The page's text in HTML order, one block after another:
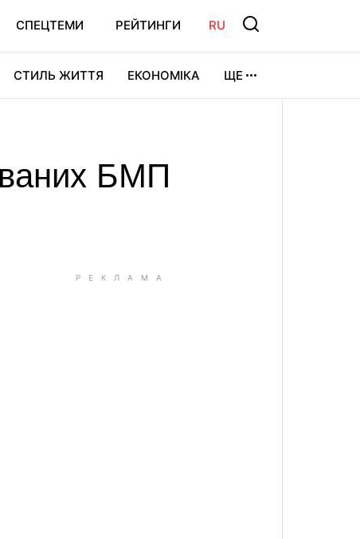
СПЕЦТЕМИ РЕЙТИНГИ RU
СТИЛЬ ЖИТТЯ ЕКОНОМІКА ЩЕ
БМП